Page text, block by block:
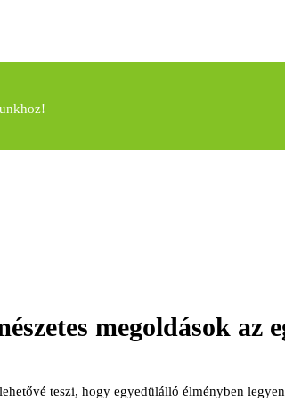
megoldások az
teszi, hogy egyedülálló élményben